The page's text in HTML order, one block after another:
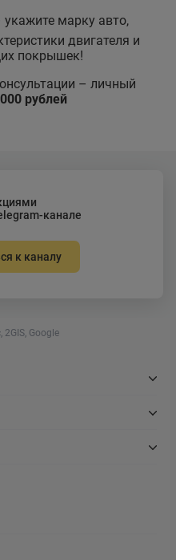
марку авто,
двигателя и
покрышек!
– личный
рублей
канале
к каналу
2GIS, Google